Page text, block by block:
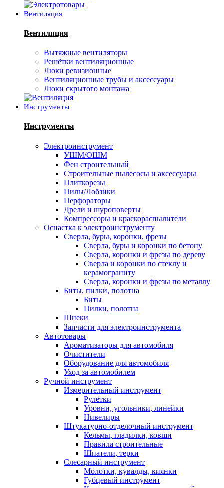
Вентиляция
Вентиляция
Вытяжные вентиляторы
Решётки вентиляционные
Люки ревизионные
Вентиляционные трубы и аксессуары
Люки скрытого монтажа
Инструменты
Инструменты
Электроинструмент
УШМ/ОШМ
Фен строительный
Строительные пылесосы и аксессуары
Плиткорезы
Пилы/Лобзики
Перфораторы
Дрели и шуроповерты
Компрессоры и краскораспылители
Оснастка к электроинструменту
Сверла, буры, коронки, фрезы
Сверла, буры и коронки по бетону
Сверла, коронки и фрезы по дереву
Сверла и коронки по стеклу и
керамограниту
Сверла, коронки и фрезы по металлу
Биты, пилки, полотна
Биты
Пилки, полотна
Шнеки
Запчасти для электроинструмента
Автотовары
Ароматизаторы для автомобиля
Очистители
Оборудование для автомобиля
Уход за автомобилем
Ручной инструмент
Измерительный инструмент
Рулетки
Уровни, угольники, линейки
Нивелиры
Штукатурно-отделочный инструмент
Кельмы, гладилки, ковши
Правила строительные
Шпатели, терки
Слесарный инструмент
Молотки, кувалды, киянки
Губцевый инструмент